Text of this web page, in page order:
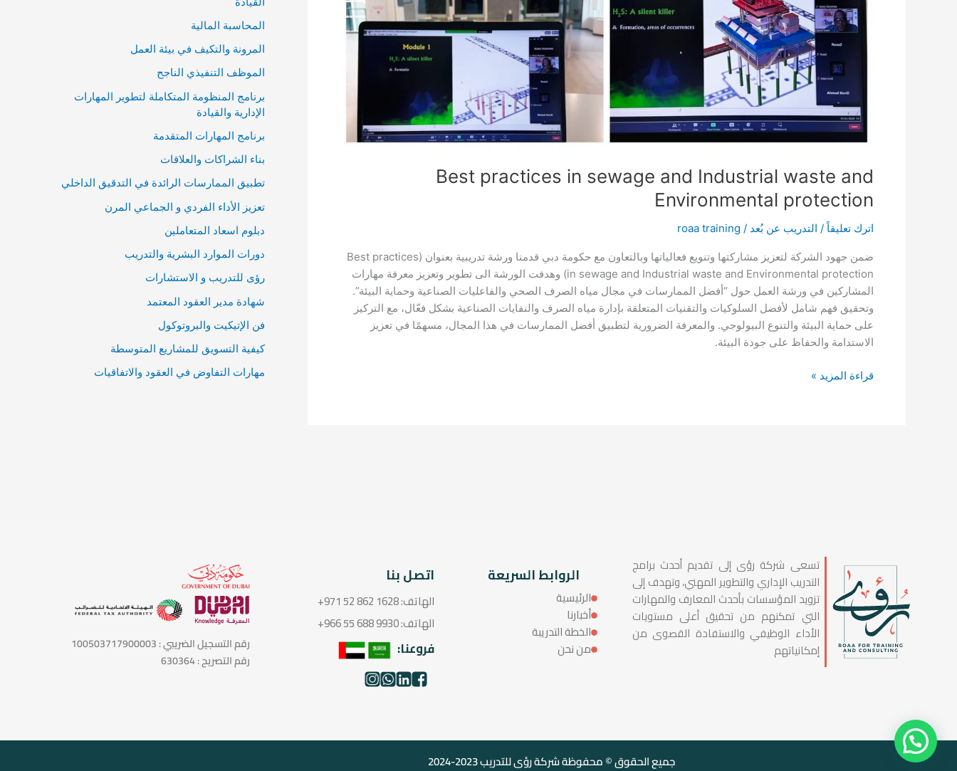
Best practices in sewage and Industrial waste and
Environmental protection
اترك تعليقاً / التدريب عن بُعد /
roaa training
ضمن جهود الشركة لتعزيز مشاركتها وتنويع فعالياتها وبالتعاون مع حكومة دبي قدمنا ورشة تدريبية بعنوان (Best practices
in sewage and Industrial waste and Environmental protection) وهدفت الورشة الى تطوير وتعزيز معرفة مهارات
المشاركين في ورشة العمل حول “أفضل الممارسات في مجال مياه الصرف الصحي والفاعليات الصناعية وحماية البيئة”.
وتحقيق فهم شامل لأفضل السلوكيات والتقنيات المتعلقة بإدارة مياه الصرف والنفايات الصناعية بشكل فعّال، مع التركيز
على حماية البيئة والتنوع البيولوجي. والمعرفة الضرورية لتطبيق أفضل الممارسات في هذا المجال، مسهمًا في تعزيز
الاستدامة والحفاظ على جودة البيئة.
قراءة المزيد »
المحاسبة المالية
المرونة والتكيف في بيئة العمل
الموظف التنفيذي الناجح
برنامج المنظومة المتكاملة لتطوير المهارات
الإدارية والقيادة
برنامج المهارات المتقدمة
بناء الشراكات والعلاقات
تطبيق الممارسات الرائدة في التدقيق الداخلي
تعزيز الأداء الفردي و الجماعي المرن
دبلوم اسعاد المتعاملين
دورات الموارد البشرية والتدريب
رؤى للتدريب و الاستشارات
شهادة مدير العقود المعتمد
فن الإتيكيت والبروتوكول
كيفية التسويق للمشاريع المتوسطة
مهارات التفاوض في العقود والاتفاقيات
تسعى شركة رؤى إلى تقديم أحدث برامج
التدريب الإداري والتطوير المهني، وتهدف إلى
تزويد المؤسسات بأحدث المعارف والمهارات
التي تمكنهم من تحقيق أعلى مستويات
الأداء الوظيفي والاستفادة القصوى من
إمكانياتهم
الروابط السريعة
الرئيسية
أخبارنا
الخطة التدريبة
من نحن
اتصل بنا
الهاتف: 1628 862 52 971+
الهاتف: 9930 688 55 966+
فروعنا:
رقم التسجيل الضريبي : 100503717900003
رقم التصريح : 630364
جميع الحقوق © محفوظة شركة رؤى للتدريب 2023-2024